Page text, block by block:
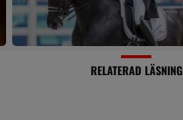
RELATERAD LÄSNING